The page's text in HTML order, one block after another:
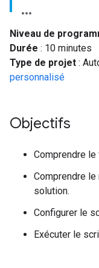
Niveau de
Durée : 10 minutes
Type de projet :
personnalisé
Objectifs
Comprendre
Comprendre
solution.
Configurer le
Exécuter le